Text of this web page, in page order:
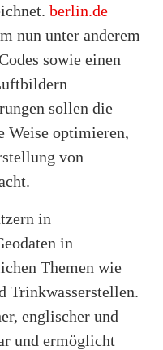
berlin.de
nun unter anderem
sowie einen
sollen die
Weise optimieren,
von
in
in
Themen wie
Trinkwasserstellen.
englischer und
und ermöglicht